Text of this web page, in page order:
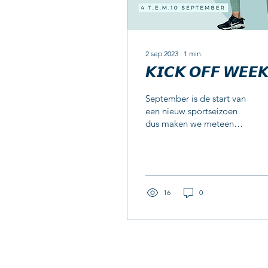
2 sep 2023 ∙ 1 min.
𝙆𝙄𝘾𝙆 𝙊𝙁𝙁
September is de start van
een nieuw sportseizoen
dus maken we meteen
16 0